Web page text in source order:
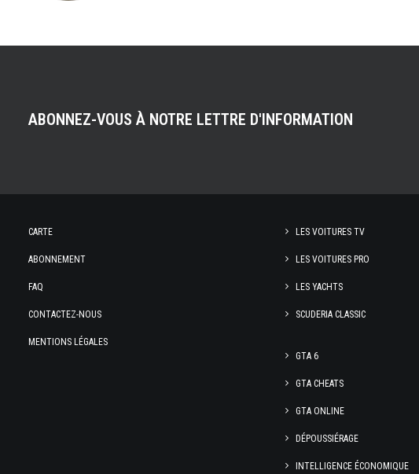
ABONNEZ-VOUS À NOTRE LETTRE D'INFORMATION
CARTE
ABONNEMENT
FAQ
CONTACTEZ-NOUS
MENTIONS LÉGALES
LES VOITURES TV
LES VOITURES PRO
LES YACHTS
SCUDERIA CLASSIC
GTA 6
GTA CHEATS
GTA ONLINE
DÉPOUSSIÉRAGE
INTELLIGENCE ÉCONOMIQUE